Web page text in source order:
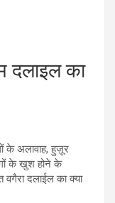
दलाइल का
के अलावाह, हुज़ूर
के खुश होने के
दलाईल का क्या